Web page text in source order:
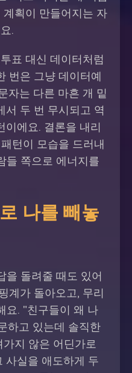
획이 만들어지는 자
.
표 대신 데이터처럼
번은 그냥 데이터예
자는 다른 마흔 개 밑
서 두 번 무시되고 역
이에요. 결론을 내리
턴이 모습을 드러내
들 쪽으로 에너지를
나를 빼놓
을 돌려줄 때도 있어
계가 돌아오고, 무리
요. "친구들이 왜 나
하고 있는데 솔직한
지 않은 어딘가로
사실을 애도하게 두